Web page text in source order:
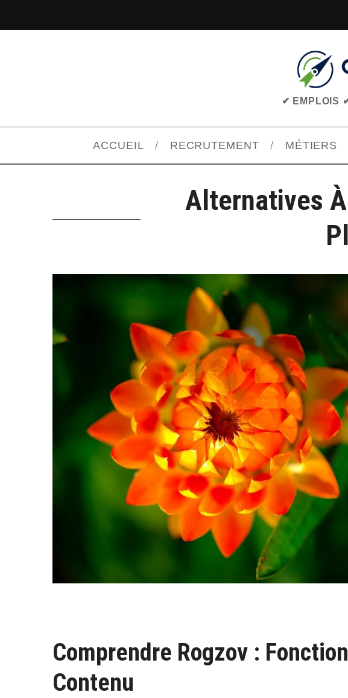
✔ EMPLOIS
ACCUEIL RECRUTEMENT MÉTIERS
Alternatives
Comprendre Rogzov :
Contenu